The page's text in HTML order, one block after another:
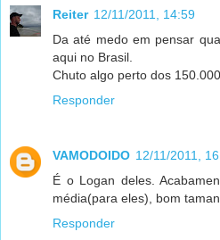
Reiter 12/11/2011, 14:59
Da até medo em pensar
aqui no Brasil.
Chuto algo perto dos
Responder
VAMODOIDO 12/11/2011,
É o Logan deles.
média(para eles), bom
Responder